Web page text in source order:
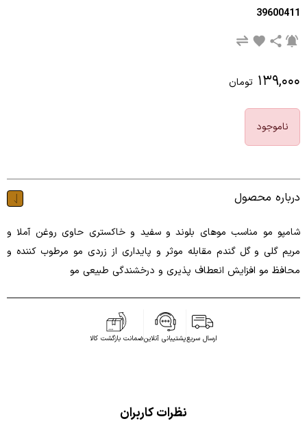
39600411
۱۳۹,۰۰۰ تومان
ناموجود
درباره محصول
شامپو مو مناسب موهای بلوند و سفید و خاکستری حاوی روغن آملا و
مریم گلی و گل گندم مقابله موثر و پایداری از زردی مو مرطوب کننده و
محافظ مو افزایش انعطاف پذیری و درخشندگی طبیعی مو
ارسال سریعپشتیبانی آنلاینضمانت بازگشت کالا
نظرات کاربران